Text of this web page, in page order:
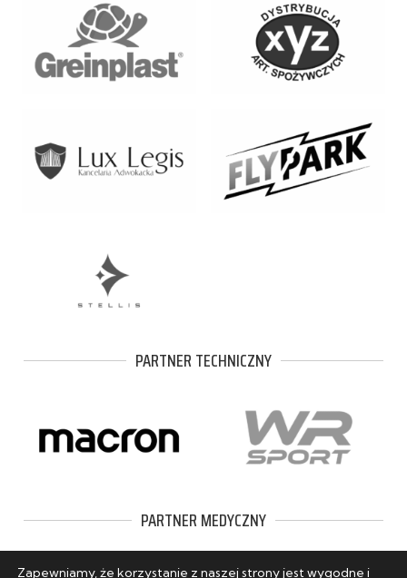
PARTNER TECHNICZNY
PARTNER MEDYCZNY
Zapewniamy, że korzystanie z naszej strony jest wygodne i